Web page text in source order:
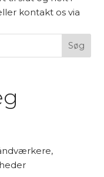
kontakt os via
Søg